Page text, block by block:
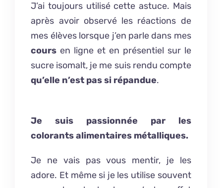
J’ai toujours utilisé cette astuce. Mais
après avoir observé les réactions de
mes élèves lorsque j’en parle dans mes
cours en ligne et en présentiel sur le
sucre isomalt, je me suis rendu compte
qu’elle n’est pas si répandue.
Je suis passionnée par les
colorants alimentaires métalliques.
Je ne vais pas vous mentir, je les
adore. Et même si je les utilise souvent